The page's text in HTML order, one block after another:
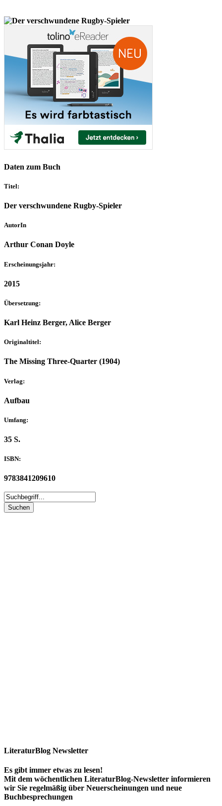
Daten zum Buch
Titel:
Der verschwundene Rugby-Spieler
AutorIn
Arthur Conan Doyle
Erscheinungsjahr:
2015
Übersetzung:
Karl Heinz Berger, Alice Berger
Originaltitel:
The Missing Three-Quarter (1904)
Verlag:
Aufbau
Umfang:
35 S.
ISBN:
9783841209610
LiteraturBlog Newsletter
Es gibt immer etwas zu lesen!
Mit dem wöchentlichen LiteraturBlog-Newsletter informieren
wir Sie regelmäßig über Neuerscheinungen und neue
Buchbesprechungen